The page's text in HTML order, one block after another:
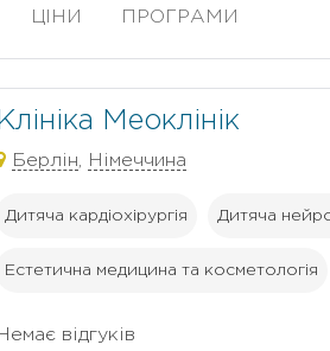
ЦІНИ ПРОГРАМИ
Клініка Меоклінік
Берлін, Німеччина
Дитяча кардіохірургія Дитяча
Естетична медицина та косметологія
Немає відгуків